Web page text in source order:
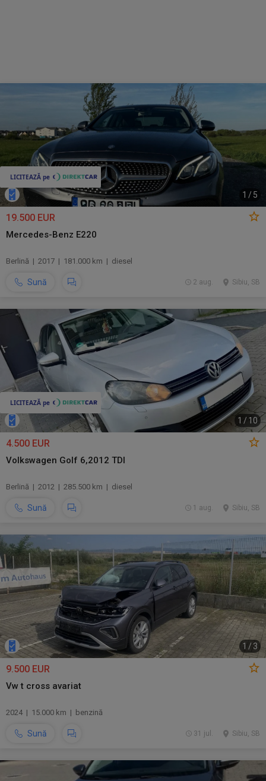
1 / 5
19.500 EUR
Mercedes-Benz E220
Berlină | 2017 | 181.000 km | diesel
Sună Sibiu, SB
2 aug.
1 / 10
4.500 EUR
Volkswagen Golf 6,2012 TDI
Berlină | 2012 | 285.500 km | diesel
Sună Sibiu, SB
1 aug.
1 / 3
9.500 EUR
Vw t cross avariat
2024 | 15.000 km | benzină
Sună Sibiu, SB
31 jul.